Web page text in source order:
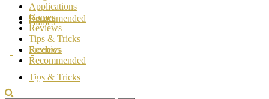
Recommended
Games
Reviews
Tips & Tricks
Applications
Games
Reviews
Tips & Tricks
Freebies
Recommended